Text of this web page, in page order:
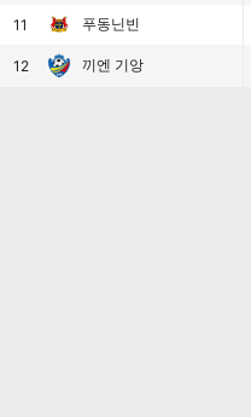
11 푸동닌빈
12 끼엔 기앙